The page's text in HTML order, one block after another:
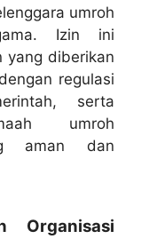
umroh
Izin ini
yang diberikan
regulasi
serta
umroh
aman dan
Organisasi